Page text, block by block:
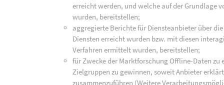
erreicht werden, und welche auf der Grundlage
wurden, bereitstellen;
aggregierte Berichte für Diensteanbieter über
Diensten erreicht wurden bzw. mit diesen
Verfahren ermittelt wurden, bereitstellen;
für Zwecke der Marktforschung Offline-Daten
Zielgruppen zu gewinnen, soweit Anbieter
zusammenzuführen (Weitere